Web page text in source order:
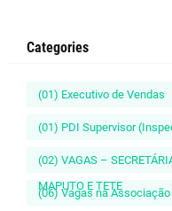
Categories
(01) Executivo de Vendas
(01) PDI Supervisor
(02) VAGAS –
MAPUTO E TETE
(06) Vagas na Associação